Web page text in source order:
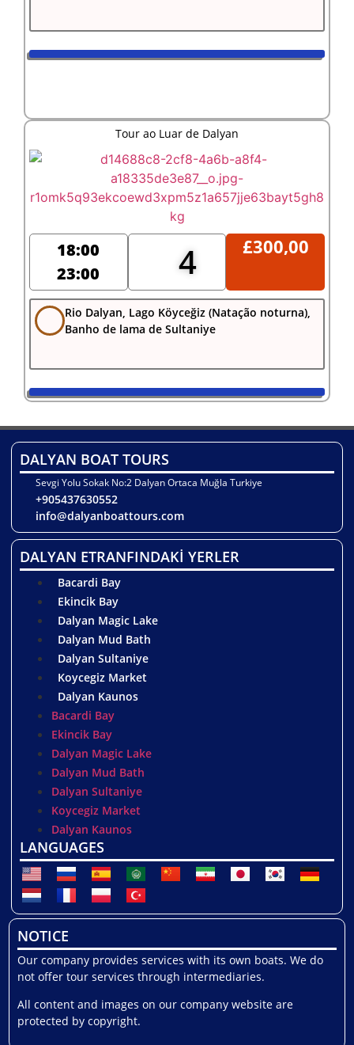
Tour ao Luar de Dalyan
18:00
23:00
4 £300,00
Rio Dalyan, Lago Köyceğiz (Natação noturna),
Banho de lama de Sultaniye
DALYAN BOAT TOURS
Sevgi Yolu Sokak No:2 Dalyan Ortaca Muğla Turkiye
+905437630552
info@dalyanboattours.com
DALYAN ETRANFINDAKİ YERLER
Bacardi Bay
Ekincik Bay
Dalyan Magic Lake
Dalyan Mud Bath
Dalyan Sultaniye
Koycegiz Market
Dalyan Kaunos
Bacardi Bay
Ekincik Bay
Dalyan Magic Lake
Dalyan Mud Bath
Dalyan Sultaniye
Koycegiz Market
Dalyan Kaunos
LANGUAGES
NOTICE
Our company provides services with its own boats. We do
not offer tour services through intermediaries.
All content and images on our company website are
protected by copyright.